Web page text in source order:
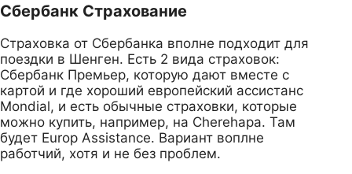
Сбербанк Страхование
Страховка от Сбербанка вполне подходит для
поездки в Шенген. Есть 2 вида страховок:
Сбербанк Премьер, которую дают вместе с
картой и где хороший европейский ассистанс
Mondial, и есть обычные страховки, которые
можно купить, например, на Cherehapa. Там
будет Europ Assistance. Вариант воплне
работчий, хотя и не без проблем.